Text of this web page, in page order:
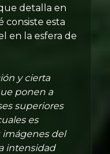
detalla en
consiste esta
en la esfera de
y cierta
ponen a
superiores
es
imágenes del
intensidad